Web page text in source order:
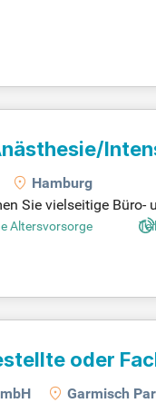
und
und
Hamburg
Sie vielseitige
die
Altersvorsorge
oder
Garmisch